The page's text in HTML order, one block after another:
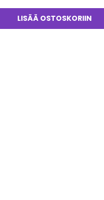
LISÄÄ OSTOSKORIIN